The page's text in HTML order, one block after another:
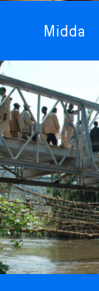
Midda